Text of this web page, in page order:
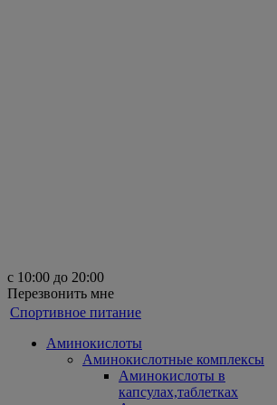
с 10:00 до 20:00
Перезвонить мне
Спортивное питание
Аминокислоты
Аминокислотные комплексы
Аминокислоты в
капсулах,таблетках